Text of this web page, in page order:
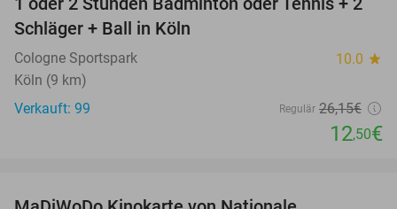
52%
Schläger + Ball in Köln
Cologne Sportspark 10.0 star
Köln (9 km)
Verkauft: 99
Regulär 26,15€
12,50€